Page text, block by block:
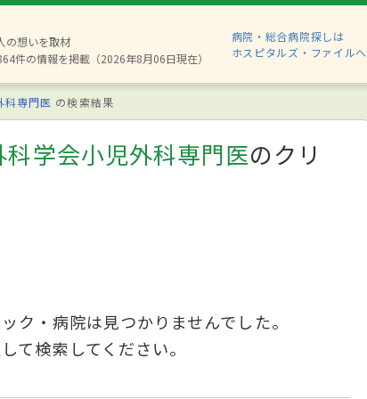
の想いを取材
件の情報を掲載（2026年8月06日現在）
病院・総合病院探しは
ホスピタルズ・ファイルへ
科専門医 の検索結果
学会小児外科専門医のクリ
ク・病院は見つかりませんでした。
て検索してください。